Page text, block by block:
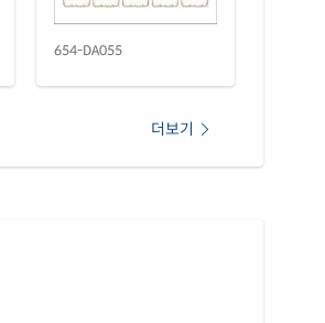
재질 설명
재질 설명
재질 설명
654-DA055
더보기